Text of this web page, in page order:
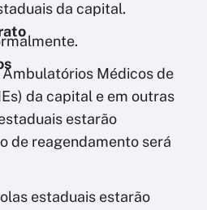
da capital.
Médicos de
da capital e em outras
estarão
de reagendamento será
estaduais estarão